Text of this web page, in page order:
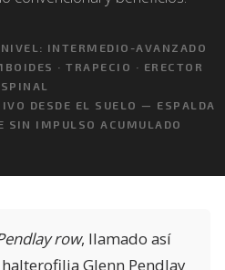
NIVEL: INTERMEDIO-AVANZADO
· TRAPECIO · ERECTOR
DESDE EL SUELO — ESPALDA
SIN IMPULSO ACUMULADO
row, llamado así
Glenn Pendlay